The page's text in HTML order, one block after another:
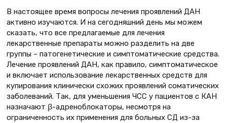
В настоящее время вопросы лечения проявлений ДАН
активно изучаются. И на сегодняшний день мы можем
сказать, что все предлагаемые для лечения
лекарственные препараты можно разделить на две
группы – патогенетические и симптоматические средства.
Лечение проявлений ДАН, как правило, симптоматическое
и включает использование лекарственных средств для
купирования клинически схожих проявлений соматических
заболеваний. Так, для уменьшения ЧСС у пациентов с КАН
назначают β-адреноблокаторы, несмотря на
ограниченность их применения для больных СД из-за